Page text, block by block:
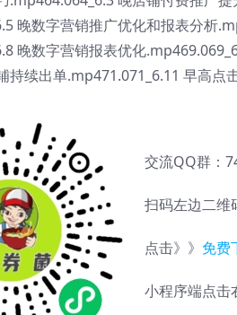
晚数字营销推广优化和报表分析
晚数字营销报表优化
持续出单.mp471.071_6.11 早高
交流QQ群：
扫码左边二维
点击》》 免费
小程序端点击